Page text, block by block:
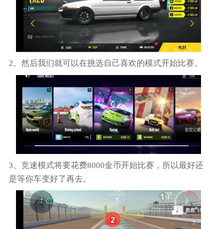
2、然后我们就可以在挑选自己喜欢的模式开始比赛。
3、竞速模式将要花费8000金币开始比赛，所以最好还
是等你车变好了再去。